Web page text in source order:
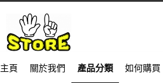
主頁 關於我們 產品分類 如何購買